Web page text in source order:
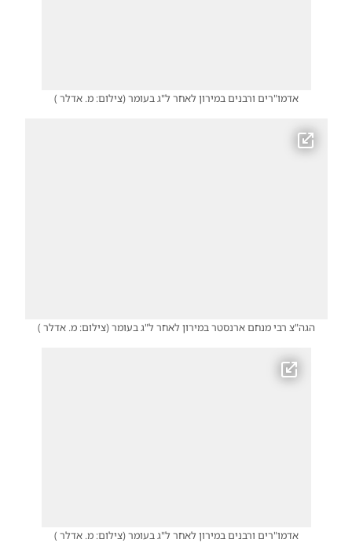
אדמו"רים ורבנים במירון לאחר ל"ג בעומר(צילום: מ. אדלר )
הגה"צ רבי מנחם ארנסטר במירון לאחר ל"ג בעומר(צילום: מ. אדלר )
אדמו"רים ורבנים במירון לאחר ל"ג בעומר(צילום: מ. אדלר )